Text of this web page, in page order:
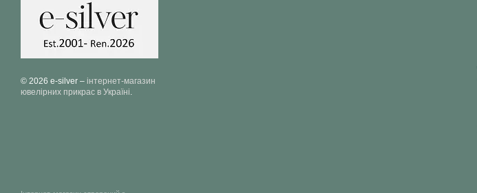
© 2026 e-silver – інтернет-магазин
ювелірних прикрас в Україні.